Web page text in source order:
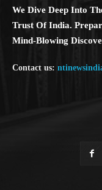
We Dive Deep Into
Trust Of India.
Mind-Blowing
Contact us: